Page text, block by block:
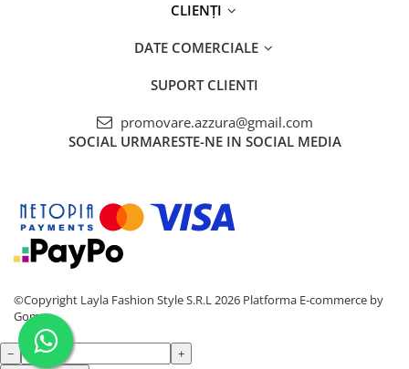
CLIENȚI
DATE COMERCIALE
SUPORT CLIENTI
promovare.azzura@gmail.com
SOCIAL URMARESTE-NE IN SOCIAL MEDIA
©Copyright Layla Fashion Style S.R.L 2026 Platforma E-commerce by
Gomag
−
+